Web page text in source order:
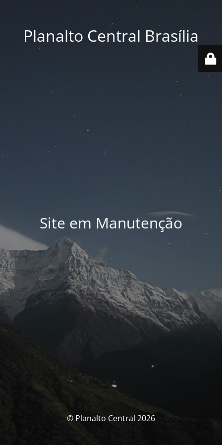
Planalto Central Brasília
Site em Manutenção
© Planalto Central 2026